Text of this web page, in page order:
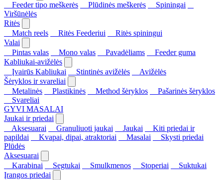
Feeder tipo meškerės
Plūdinės meškerės
Spiningai
Viršūnėlės
Ritės
Match reels
Ritės Feederiui
Ritės spiningui
Valai
Pintas valas
Mono valas Pavadėliams
Feeder guma
Kabliukai-avižėlės
Įvairūs Kabliukai
Stintinės avižėlės
Avižėlės
Šėryklos ir svareliai
Metalinės
Plastikinės Method šėryklos
Pašarinės šėryklos
Svareliai
GYVI MASALAI
Jaukai ir priedai
Aksesuarai
Granuliuoti jaukai Jaukai
Kiti priedai ir
papildai
Kvapai, dipai, atraktoriai Masalai
Skysti priedai
Plūdės
Aksesuarai
Karabinai
Segtukai Smulkmenos Stoperiai
Suktukai
Įrangos priedai